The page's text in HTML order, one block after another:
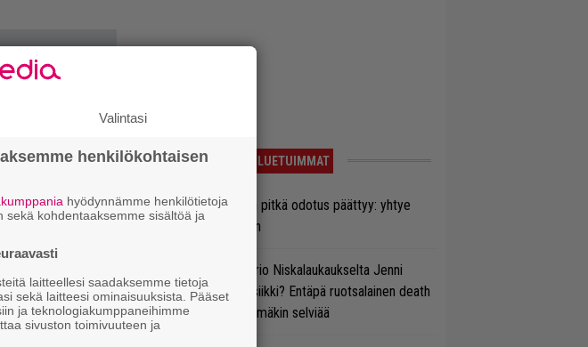
LUETUIMMAT
Weezer-fanien pitkä odotus päättyy: yhtye
tulee Suomeen
Miten taipuu Trio Niskalaukaukselta Jenni
Vartiaisen musiikki? Entäpä ruotsalainen death
metal? Pian tämäkin selviää
Valintasi
henkilökohtaisen
hyödynnämme henkilötietoja
kohdentaaksemme sisältöä ja
laitteellesi saadaksemme tietoja
sekä laitteesi ominaisuuksista. Pääset
ja teknologiakumppaneihimme
sivuston toimivuuteen ja